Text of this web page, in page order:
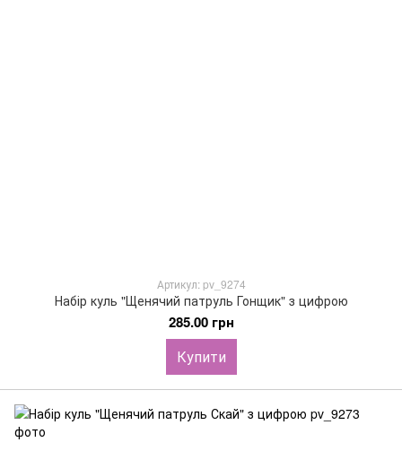
Артикул: pv_9274
Набір куль "Щенячий патруль Гонщик" з цифрою
285.00 грн
Купити